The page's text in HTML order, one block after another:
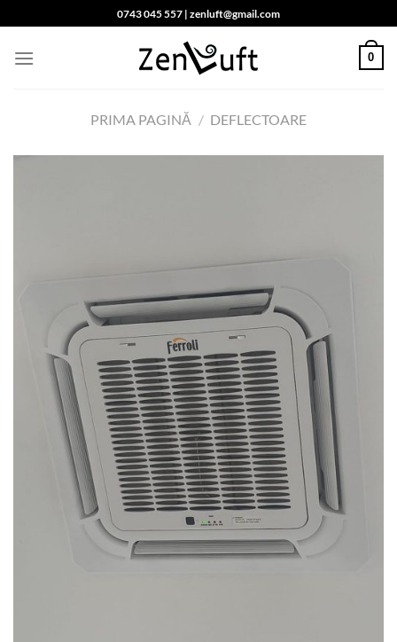
to
content
0743 045 557 | zenluft@gmail.com
0
PRIMA PAGINĂ / DEFLECTOARE